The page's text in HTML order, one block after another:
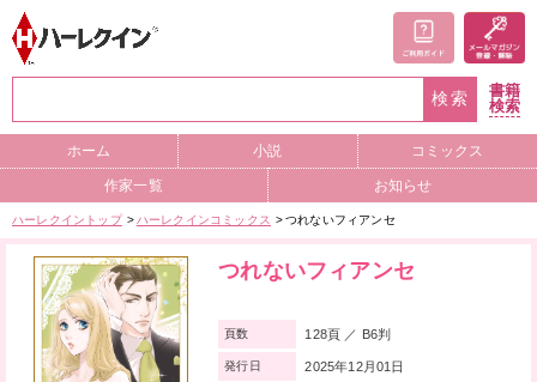
検索
書籍
検索
ホーム 小説 コミックス
作家一覧 お知らせ
ハーレクイントップ ハーレクインコミックス つれないフィアンセ
つれないフィアンセ
頁数 128頁 ／ B6判
発行日 2025年12月01日